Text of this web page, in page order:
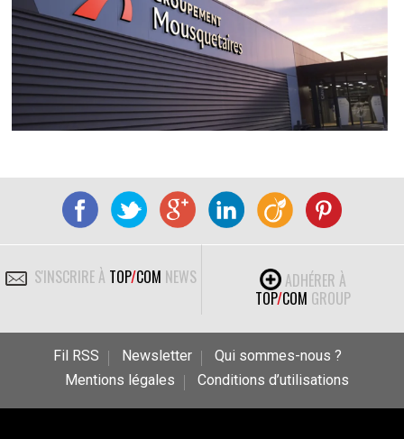
S'INSCRIRE À TOP/COM NEWS
ADHÉRER À
TOP/COM GROUP
Fil RSS Newsletter
Qui sommes-nous ?
Mentions légales
Conditions d’utilisations